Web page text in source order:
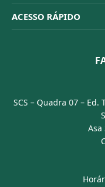
Organograma
Conselheiros
Código de Ética
Dúvidas Frequentes
Resoluções
ACESSO RÁPIDO
Portal Transparência
SCS – Quadra 07 – Ed.
Asa